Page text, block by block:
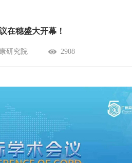
在穗盛大开幕！
研究院 2908